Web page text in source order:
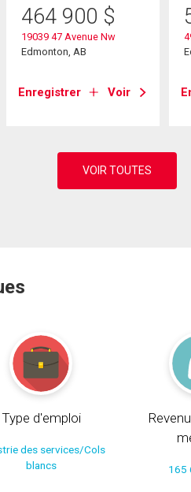
464 900 $
19039 47 Avenue Nw
Edmonton, AB
Enregistrer Voir
Type d'emploi
des services/Cols
blancs
165